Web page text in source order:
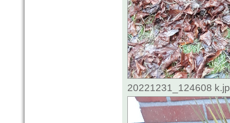
20221231_124608